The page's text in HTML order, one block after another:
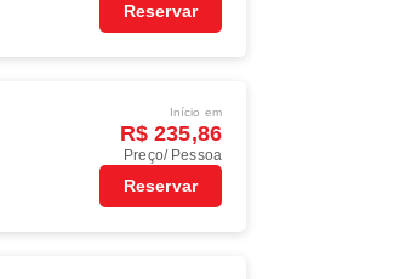
Reservar
Início em
R$ 235,86
Preço/ Pessoa
Reservar